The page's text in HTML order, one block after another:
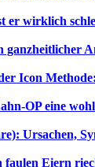
er wirklich
Icon Methode:
OP eine
Ursachen,
Eiern